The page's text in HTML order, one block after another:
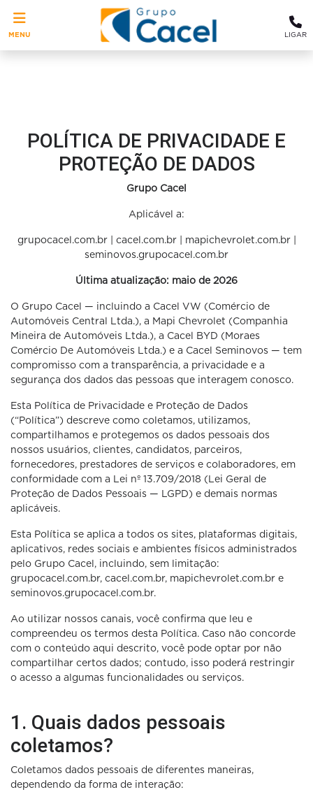
MENU LIGAR
POLÍTICA DE PRIVACIDADE E
PROTEÇÃO DE DADOS
Grupo Cacel
Aplicável a:
grupocacel.com.br | cacel.com.br | mapichevrolet.com.br |
seminovos.grupocacel.com.br
Última atualização: maio de 2026
O Grupo Cacel — incluindo a Cacel VW (Comércio de
Automóveis Central Ltda.), a Mapi Chevrolet (Companhia
Mineira de Automóveis Ltda.), a Cacel BYD (Moraes
Comércio De Automóveis Ltda.) e a Cacel Seminovos — tem
compromisso com a transparência, a privacidade e a
segurança dos dados das pessoas que interagem conosco.
Esta Política de Privacidade e Proteção de Dados
(“Política”) descreve como coletamos, utilizamos,
compartilhamos e protegemos os dados pessoais dos
nossos usuários, clientes, candidatos, parceiros,
fornecedores, prestadores de serviços e colaboradores, em
conformidade com a Lei nº 13.709/2018 (Lei Geral de
Proteção de Dados Pessoais — LGPD) e demais normas
aplicáveis.
Esta Política se aplica a todos os sites, plataformas digitais,
aplicativos, redes sociais e ambientes físicos administrados
pelo Grupo Cacel, incluindo, sem limitação:
grupocacel.com.br, cacel.com.br, mapichevrolet.com.br e
seminovos.grupocacel.com.br.
Ao utilizar nossos canais, você confirma que leu e
compreendeu os termos desta Política. Caso não concorde
com o conteúdo aqui descrito, você pode optar por não
compartilhar certos dados; contudo, isso poderá restringir
o acesso a algumas funcionalidades ou serviços.
1. Quais dados pessoais
coletamos?
Coletamos dados pessoais de diferentes maneiras,
dependendo da forma de interação: